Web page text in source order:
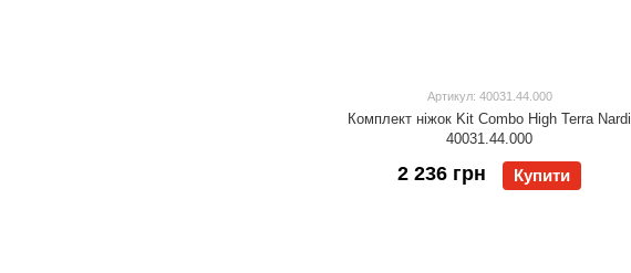
Артикул: 40031.44.000
Комплект ніжок Kit Combo High Terra Nardi
40031.44.000
2 236 грн Купити